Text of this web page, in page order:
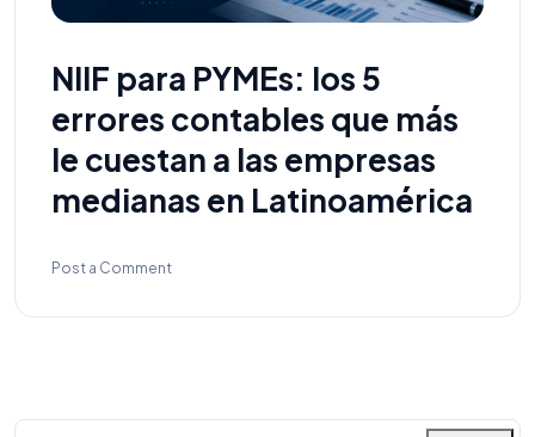
NIIF para PYMEs: los 5
errores contables que más
le cuestan a las empresas
medianas en Latinoamérica
Post a Comment